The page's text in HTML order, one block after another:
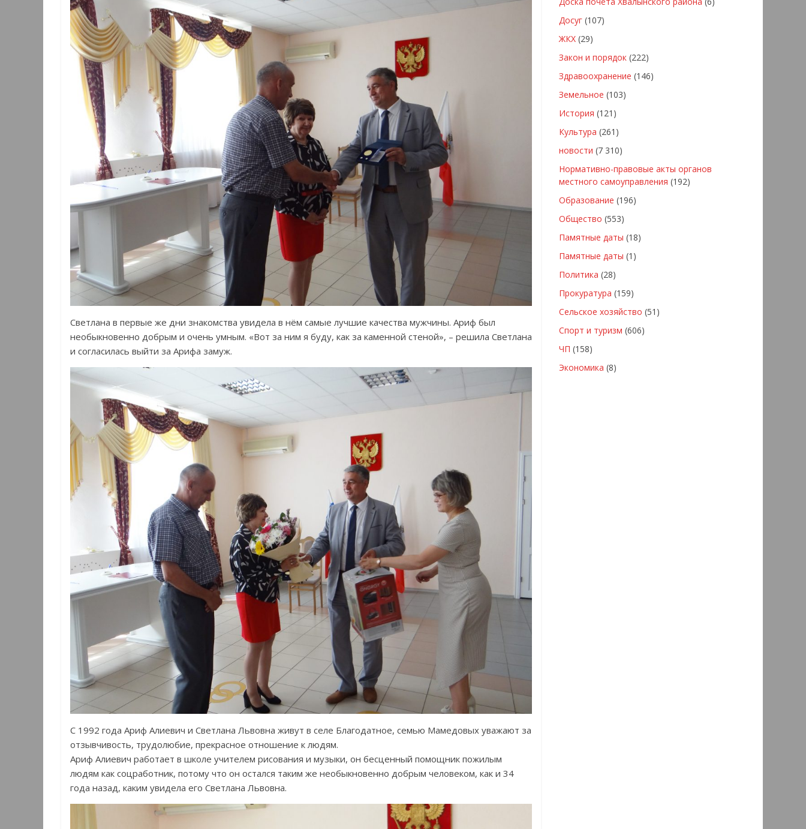
Светлана в первые же дни знакомства увидела в нём самые лучшие качества мужчины. Ариф был
необыкновенно добрым и очень умным. «Вот за ним я буду, как за каменной стеной», – решила Светлана
и согласилась выйти за Арифа замуж.
С 1992 года Ариф Алиевич и Светлана Львовна живут в селе Благодатное, семью Мамедовых уважают за
отзывчивость, трудолюбие, прекрасное отношение к людям.
Ариф Алиевич работает в школе учителем рисования и музыки, он бесценный помощник пожилым
людям как соцработник, потому что он остался таким же необыкновенно добрым человеком, как и 34
года назад, каким увидела его Светлана Львовна.
Досуг (107)
ЖКХ (29)
Закон и порядок (222)
Здравоохранение (146)
Земельное (103)
История (121)
Культура (261)
новости (7 310)
Нормативно-правовые акты органов
местного самоуправления (192)
Образование (196)
Общество (553)
Памятные даты (18)
Памятные даты (1)
Политика (28)
Прокуратура (159)
Сельское хозяйство (51)
Спорт и туризм (606)
ЧП (158)
Экономика (8)